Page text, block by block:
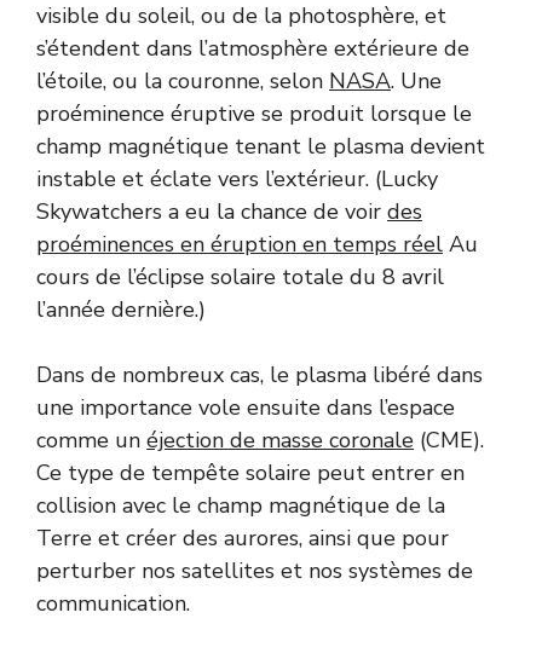
visible du soleil, ou de la photosphère, et
s’étendent dans l’atmosphère extérieure de
l’étoile, ou la couronne, selon NASA. Une
proéminence éruptive se produit lorsque le
champ magnétique tenant le plasma devient
instable et éclate vers l’extérieur. (Lucky
Skywatchers a eu la chance de voir des
proéminences en éruption en temps réel Au
cours de l’éclipse solaire totale du 8 avril
l’année dernière.)
Dans de nombreux cas, le plasma libéré dans
une importance vole ensuite dans l’espace
comme un éjection de masse coronale (CME).
Ce type de tempête solaire peut entrer en
collision avec le champ magnétique de la
Terre et créer des aurores, ainsi que pour
perturber nos satellites et nos systèmes de
communication.